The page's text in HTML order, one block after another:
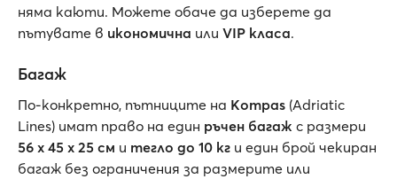
няма каюти. Можете обаче да изберете да
пътувате в икономична или VIP класа.
Багаж
По-конкретно, пътниците на Kompas (Adriatic
Lines) имат право на един ръчен багаж с размери
56 x 45 x 25 см и тегло до 10 кг и един брой чекиран
багаж без ограничения за размерите или